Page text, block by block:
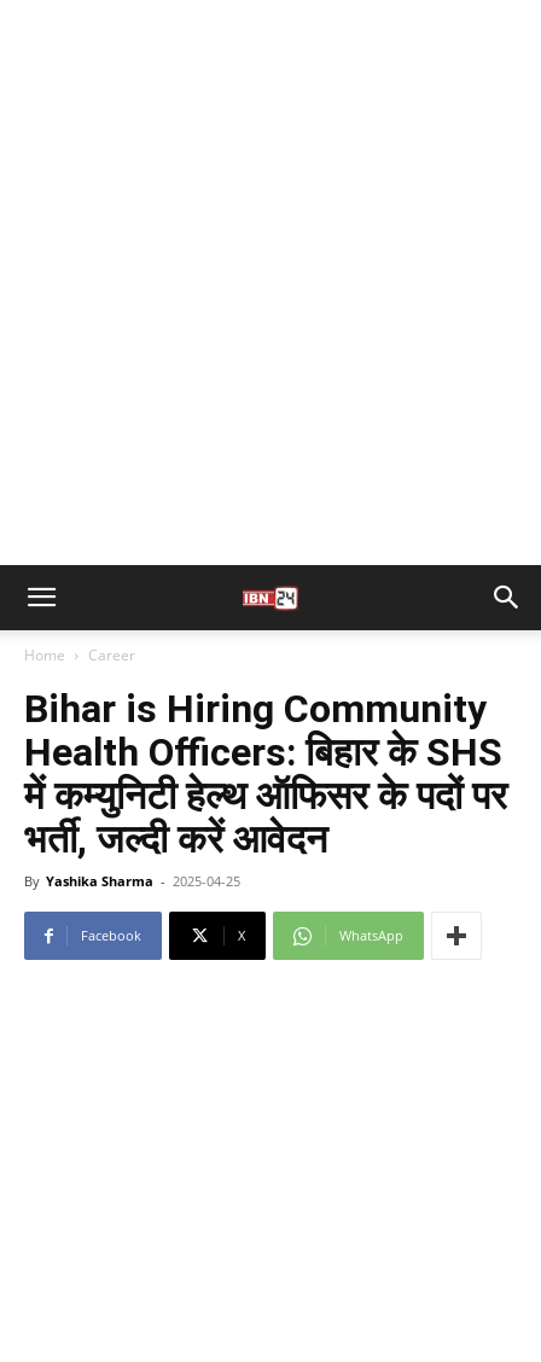
Home Career
Bihar is Hiring Community
Health Officers: बिहार के SHS
में कम्युनिटी हेल्थ ऑफिसर के पदों पर
भर्ती, जल्दी करें आवेदन
By Yashika Sharma - 2025-04-25
Facebook X WhatsApp